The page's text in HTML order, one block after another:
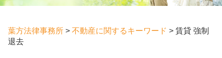
葉方法律事務所 > 不動産に関するキーワード > 賃貸 強制
退去